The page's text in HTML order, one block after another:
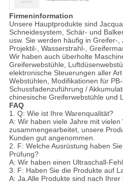
Firmeninformation
Unsere Hauptprodukte sind
Schneidesystem, Schär- und
usw. Sie werden häufig in Greifer-,
Projektil-, Wasserstrahl-,
Wir haben auch überholte
Greiferwebstühle,
elektronische Steuerungen aller
Webstühlen, Modifikationen für
Schussfadenzuführung /
chinesische Greiferwebstühle und
FAQ
1. Q: Wie ist Ihre Warenqualität?
A: Wir haben viele Jahre mit
zusammengearbeitet, unsere
Kunden gut angenommen.
2. F: Welche Ausrüstung haben
Prüfung?
A: Wir haben einen Ultraschall-
3. F: Haben Sie die Produkte auf
A: Ja.Alle Produkte sind nach